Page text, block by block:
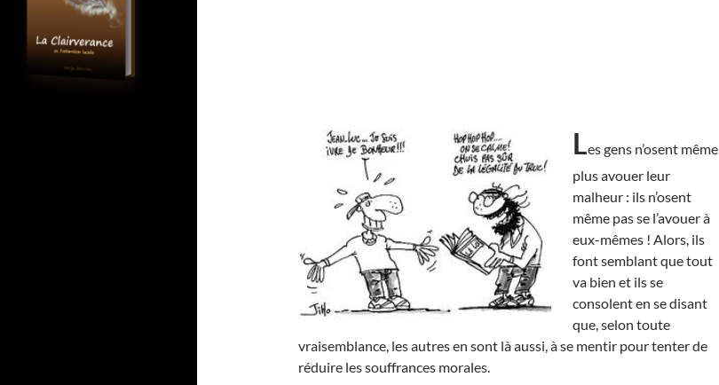
Les gens n’osent même
plus avouer leur
malheur : ils n’osent
même pas se l’avouer à
eux-mêmes ! Alors, ils
font semblant que tout
va bien et ils se
consolent en se disant
que, selon toute
vraisemblance, les autres en sont là aussi, à se mentir pour tenter de
réduire les souffrances morales.